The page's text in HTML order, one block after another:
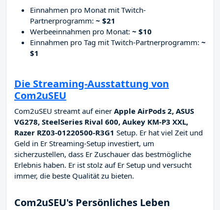
Einnahmen pro Monat mit Twitch-
Partnerprogramm: ~ $21
Werbeeinnahmen pro Monat: ~ $10
Einnahmen pro Tag mit Twitch-Partnerprogramm: ~
$1
Die Streaming-Ausstattung von
Com2uSEU
Com2uSEU streamt auf einer Apple AirPods 2, ASUS
VG278, SteelSeries Rival 600, Aukey KM-P3 XXL,
Razer RZ03-01220500-R3G1 Setup. Er hat viel Zeit und
Geld in Er Streaming-Setup investiert, um
sicherzustellen, dass Er Zuschauer das bestmögliche
Erlebnis haben. Er ist stolz auf Er Setup und versucht
immer, die beste Qualität zu bieten.
Com2uSEU's Persönliches Leben